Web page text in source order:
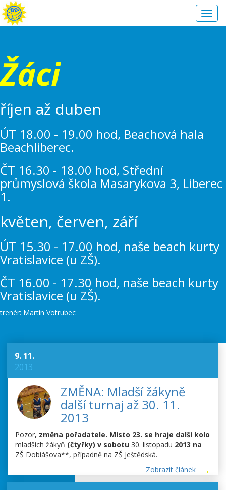
Žáci
říjen až duben
ÚT 18.00 - 19.00 hod, Beachová hala
Beachliberec.
ČT 16.30 - 18.00 hod, Střední
průmyslová škola Masarykova 3, Liberec
1.
květen, červen, září
ÚT 15.30 - 17.00 hod, naše beach kurty
Vratislavice (u ZŠ).
ČT 16.00 - 17.30 hod, naše beach kurty
Vratislavice (u ZŠ).
trenér: Martin Votrubec
9. 11.
2013
ZMĚNA: Mladší žákyně
další turnaj až 30. 11.
2013
Pozor, změna pořadatele. Místo 23. se hraje další kolo
mladších žákyň (čtyřky) v sobotu 30. listopadu 2013 na
ZŠ Dobiášova**, případně na ZŠ Ještědská.
Zobrazit článek